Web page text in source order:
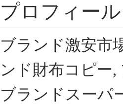
プロフィール
ブランド激安市
ンド財布コピー
ブランドスーパ